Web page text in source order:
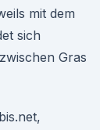
mit dem
sich
Gras